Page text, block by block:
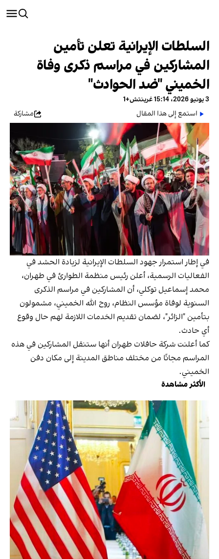
السلطات الإيرانية تعلن تأمين
المشاركين في مراسم ذكرى وفاة
الخميني "ضد الحوادث"
3 يونيو 2026، 15:14 غرينتش+1
استمع إلى هذا المقال
مشاركة
في إطار استمرار جهود السلطات الإيرانية لزيادة الحشد في
الفعاليات الرسمية، أعلن رئيس منظمة الطوارئ في طهران،
محمد إسماعيل توكلي، أن المشاركين في مراسم الذكرى
السنوية لوفاة مؤسس النظام، روح الله الخميني، مشمولون
بتأمين "الزائر"، لضمان تقديم الخدمات اللازمة لهم حال وقوع
أي حادث.
كما أعلنت شركة حافلات طهران أنها ستنقل المشاركين في هذه
المراسم مجانًا من مختلف مناطق المدينة إلى مكان دفن
الخميني.
الأكثر مشاهدة